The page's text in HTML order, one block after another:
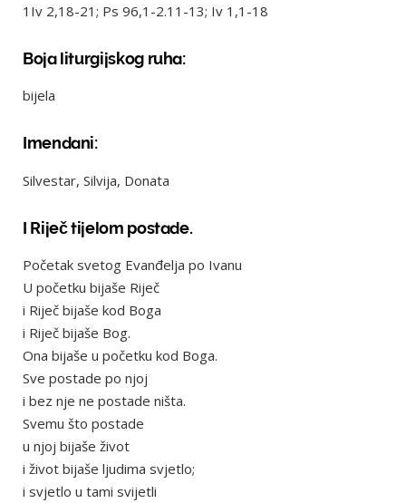
1Iv 2,18-21; Ps 96,1-2.11-13; Iv 1,1-18
Boja liturgijskog ruha:
bijela
Imendani:
Silvestar, Silvija, Donata
I Riječ tijelom postade.
Početak svetog Evanđelja po Ivanu
U početku bijaše Riječ
i Riječ bijaše kod Boga
i Riječ bijaše Bog.
Ona bijaše u početku kod Boga.
Sve postade po njoj
i bez nje ne postade ništa.
Svemu što postade
u njoj bijaše život
i život bijaše ljudima svjetlo;
i svjetlo u tami svijetli